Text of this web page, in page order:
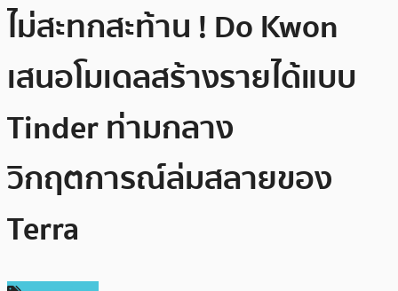
ไม่สะทกสะท้าน ! Do Kwon
เสนอโมเดลสร้างรายได้แบบ
Tinder ท่ามกลาง
วิกฤตการณ์ล่มสลายของ
Terra